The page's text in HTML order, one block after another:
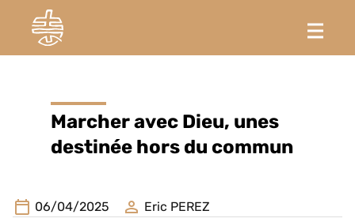
Marcher avec Dieu, unes
destinée hors du commun
06/04/2025 Eric PEREZ